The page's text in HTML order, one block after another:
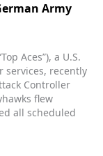
Army
Aces”), a U.S.
services, recently
Controller
flew
all scheduled